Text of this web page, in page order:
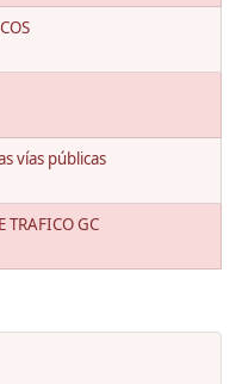
vías públicas
TRAFICO GC